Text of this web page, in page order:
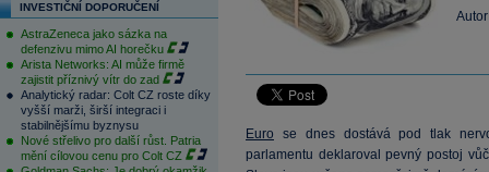
INVESTIČNÍ DOPORUČENÍ
AstraZeneca jako sázka na
defenzivu mimo AI horečku
Arista Networks: AI může firmě
zajistit příznivý vítr do zad
Analytický radar: Colt CZ roste díky
vyšší marži, širší integraci i
stabilnějšímu byznysu
Nové střelivo pro další růst. Patria
mění cílovou cenu pro Colt CZ
Euro se dnes dostává pod tlak
parlamentu deklaroval pevný postoj